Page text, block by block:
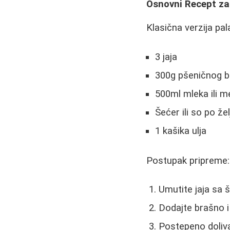
Osnovni Recept
Klasična verzija
3 jaja
300g pšeničnog
500ml mleka ili
Šećer ili so po
1 kašika ulja
Postupak pripreme:
Umutite jaja sa
Dodajte brašno
Postepeno